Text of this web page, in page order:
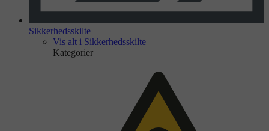
Sikkerhedsskilte
Vis alt i Sikkerhedsskilte
Kategorier